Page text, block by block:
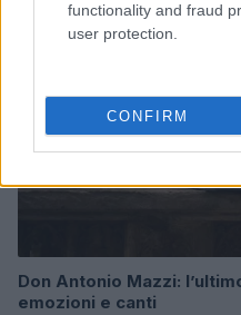
functionality and fraud
user protection.
CONFIRM
Don Antonio Mazzi:
emozioni e canti